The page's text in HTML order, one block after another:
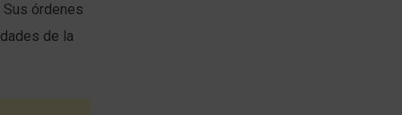
órdenes
de la